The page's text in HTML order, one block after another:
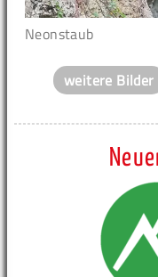
Neonstaub
weitere Bilder